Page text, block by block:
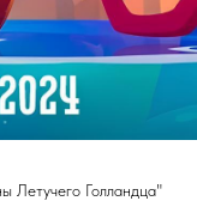
Летучего Голландца"